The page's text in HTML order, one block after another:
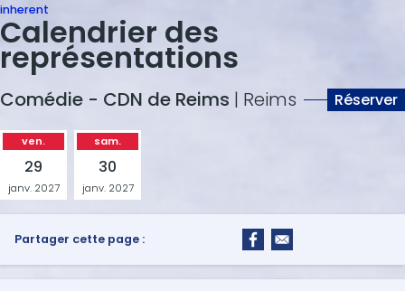
inherent
Calendrier des
représentations
Comédie - CDN de Reims | Reims Réserver
ven.
29
janv. 2027
sam.
30
janv. 2027
Partager cette page :